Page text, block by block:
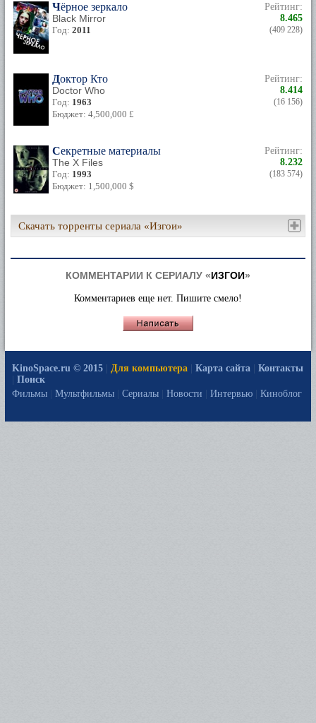
Чёрное зеркало
Black Mirror
Год: 2011
Рейтинг:
8.465
(409 228)
Доктор Кто
Doctor Who
Год: 1963
Бюджет: 4,500,000 £
Рейтинг:
8.414
(16 156)
Секретные материалы
The X Files
Год: 1993
Бюджет: 1,500,000 $
Рейтинг:
8.232
(183 574)
Скачать торренты сериала «Изгои»
КОММЕНТАРИИ К СЕРИАЛУ «ИЗГОИ»
Комментариев еще нет. Пишите смело!
KinoSpace.ru © 2015 Для компьютера Карта сайта
Контакты
Поиск
Фильмы
Мультфильмы Сериалы Новости Интервью Киноблог